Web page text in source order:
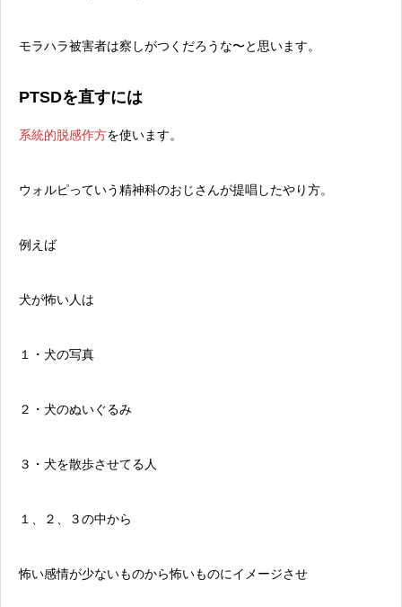
モラハラ被害者は察しがつくだろうな〜と思います。
PTSDを直すには
系統的脱感作方を使います。
ウォルピっていう精神科のおじさんが提唱したやり方。
例えば
犬が怖い人は
１・犬の写真
２・犬のぬいぐるみ
３・犬を散歩させてる人
１、２、３の中から
怖い感情が少ないものから怖いものにイメージさせ